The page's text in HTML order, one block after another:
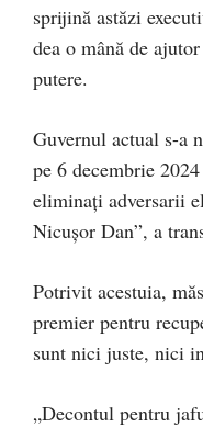
sprijină astăzi
dea o mână de
putere.
Guvernul actual s-a
pe 6 decembrie
eliminați adversarii
Nicușor Dan”, a
Potrivit acestuia,
premier pentru
sunt nici juste, nici
„Decontul pentru